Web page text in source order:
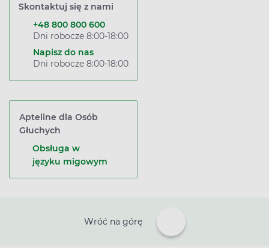
Skontaktuj się z nami
+48 800 800 600
Dni robocze 8:00-18:00
Napisz do nas
Dni robocze 8:00-18:00
Apteline dla Osób
Głuchych
Obsługa w
języku migowym
Wróć na górę